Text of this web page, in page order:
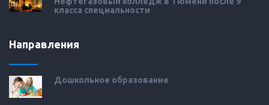
класса специальности
Направления
Дошкольное образование